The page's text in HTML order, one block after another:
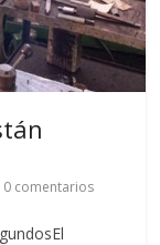
0 comentarios